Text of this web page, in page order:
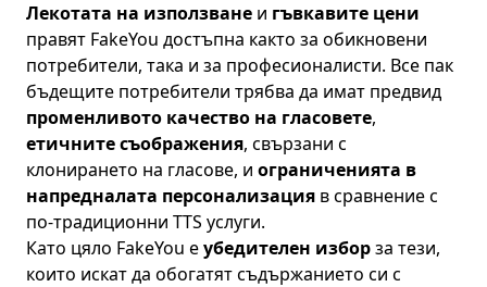
Лекотата на използване и гъвкавите цени
правят FakeYou достъпна както за обикновени
потребители, така и за професионалисти. Все пак
бъдещите потребители трябва да имат предвид
променливото качество на гласовете,
етичните съображения, свързани с
клонирането на гласове, и ограниченията в
напредналата персонализация в сравнение с
по-традиционни TTS услуги.
Като цяло FakeYou еубедителен изборза тези,
които искат да обогатят съдържанието си с